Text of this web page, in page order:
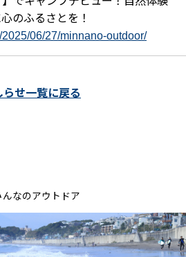
のふるさとを！
06/27/minnano-outdoor/
らせ一覧に戻る
なのアウトドア